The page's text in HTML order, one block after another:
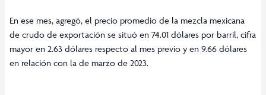
En ese mes, agregó, el precio promedio de la mezcla mexicana
de crudo de exportación se situó en 74.01 dólares por barril, cifra
mayor en 2.63 dólares respecto al mes previo y en 9.66 dólares
en relación con la de marzo de 2023.